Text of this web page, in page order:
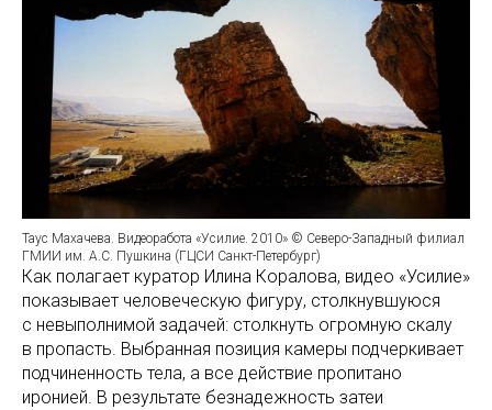
Таус Махачева. Видеоработа «Усилие. 2010» © Северо-Западный филиал
ГМИИ им. А.С. Пушкина (ГЦСИ Санкт-Петербург)
Как полагает куратор Илина Коралова, видео «Усилие»
показывает человеческую фигуру, столкнувшуюся
с невыполнимой задачей: столкнуть огромную скалу
в пропасть. Выбранная позиция камеры подчеркивает
подчиненность тела, а все действие пропитано
иронией. В результате безнадежность затеи